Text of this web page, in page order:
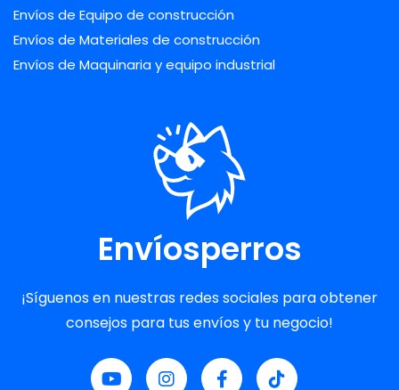
Envíos de Equipo de construcción
Envíos de Materiales de construcción
Envíos de Maquinaria y equipo industrial
Envíosperros
¡Síguenos en nuestras redes sociales para obtener
consejos para tus envíos y tu negocio!